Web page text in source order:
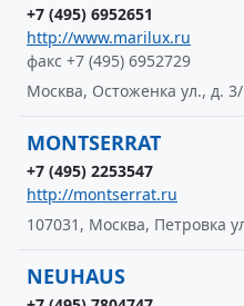
+7 (495) 6952651
http://www.marilux.ru
факс +7 (495) 6952729
Москва, Остоженка ул., д.
MONTSERRAT
+7 (495) 2253547
http://montserrat.ru
107031, Москва, Петровка
NEUHAUS